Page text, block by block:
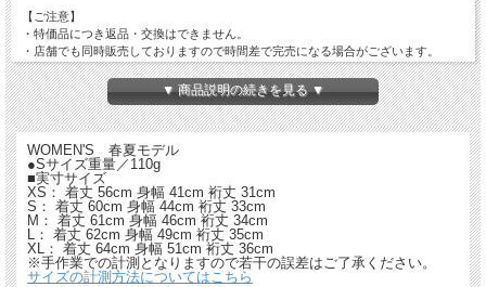
【ご注意】
・特価品につき返品・交換はできません。
・店舗でも同時販売しておりますので時間差で完売になる場合がございます。
以上、予めご了承ください。
▼ 商品説明の続きを見る ▼
WOMEN'S 春夏モデル
●Sサイズ重量／110g
■実寸サイズ
XS： 着丈 56cm 身幅 41cm 裄丈 31cm
S： 着丈 60cm 身幅 44cm 裄丈 33cm
M： 着丈 61cm 身幅 46cm 裄丈 34cm
L： 着丈 62cm 身幅 49cm 裄丈 35cm
XL： 着丈 64cm 身幅 51cm 裄丈 36cm
※手作業での計測となりますので若干の誤差はご了承ください。
サイズの計測方法についてはこちら